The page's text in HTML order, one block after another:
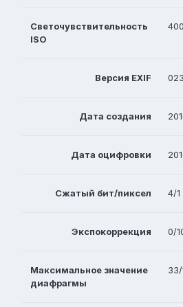
Светочувствительность
ISO
400
Версия EXIF
Дата создания
Дата оцифровки
Сжатый бит/пиксел 4/1
Экспокоррекция 0/
Максимальное значение
диафрагмы
33/